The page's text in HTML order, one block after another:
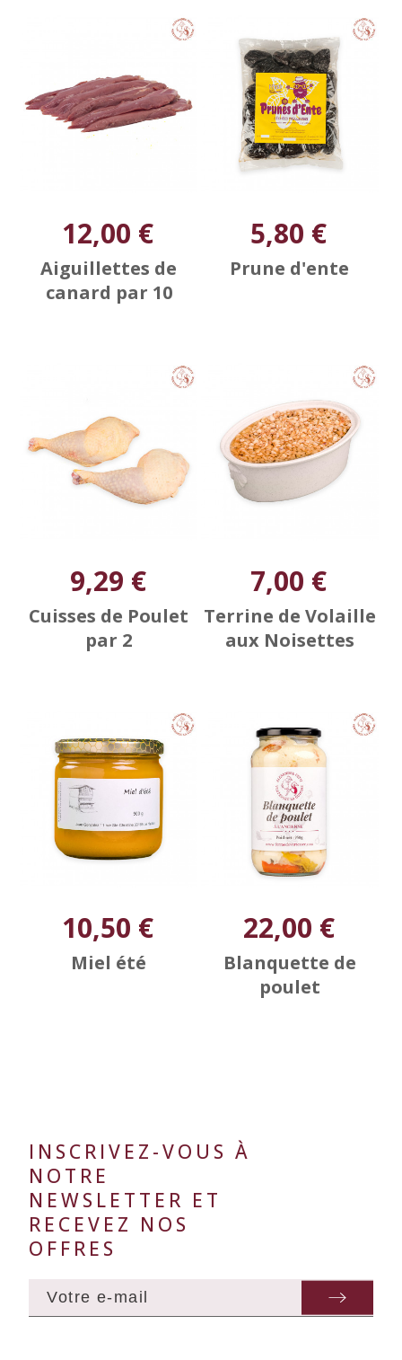
12,00 €
Aiguillettes de
canard par 10
5,80 €
Prune d'ente
9,29 €
Cuisses de Poulet
par 2
7,00 €
Terrine de Volaille
aux Noisettes
10,50 €
Miel été
22,00 €
Blanquette de
poulet
INSCRIVEZ-VOUS À
NOTRE
NEWSLETTER ET
RECEVEZ NOS
OFFRES